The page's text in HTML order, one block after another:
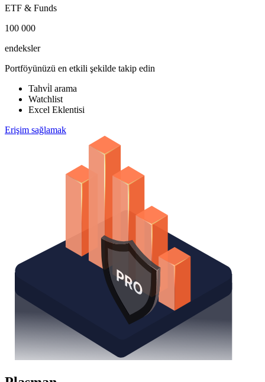
ETF & Funds
100 000
endeksler
Portföyünüzü en etkili şekilde takip edin
Tahvi̇l arama
Watchlist
Excel Eklentisi
Erişim sağlamak